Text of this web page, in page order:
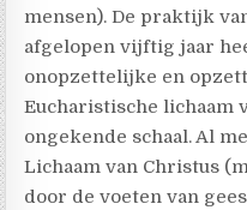
mensen). De praktijk
afgelopen vijftig jaar
onopzettelijke en
Eucharistische lichaam
ongekende schaal. Al
Lichaam van Christus
door de voeten van